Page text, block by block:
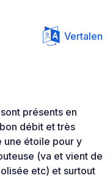
Vertalen
présents en
débit et très
une étoile pour y
(va et vient de
etc) et surtout